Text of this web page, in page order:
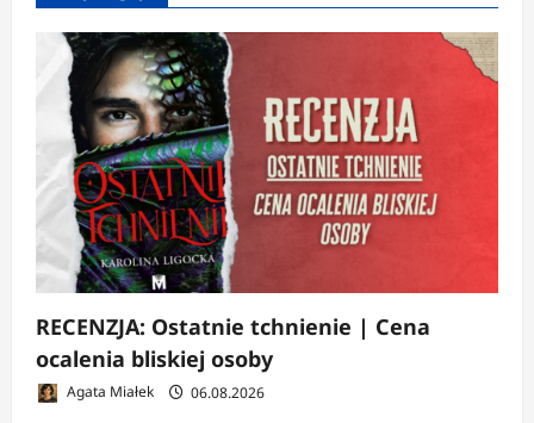
RECENZJA: Ostatnie tchnienie | Cena
ocalenia bliskiej osoby
Agata Miałek 06.08.2026